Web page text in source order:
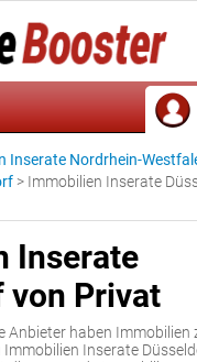
Inserate Nordrhein-
> Immobilien Inserate
Inserate
von Privat
Anbieter haben Immobilien
Inserate